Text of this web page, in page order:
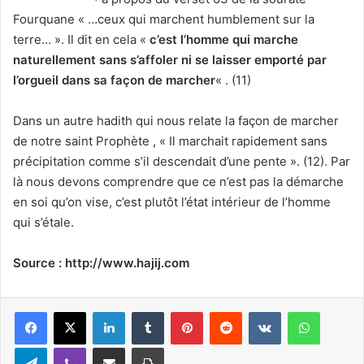
Fourquane « …ceux qui marchent humblement sur la
terre… ». Il dit en cela « c’est l’homme qui marche
naturellement sans s’affoler ni se laisser emporté par
l’orgueil dans sa façon de marcher« . (11)
Dans un autre hadith qui nous relate la façon de marcher
de notre saint Prophète , « Il marchait rapidement sans
précipitation comme s’il descendait d’une pente ». (12). Par
là nous devons comprendre que ce n’est pas la démarche
en soi qu’on vise, c’est plutôt l’état intérieur de l’homme
qui s’étale.
Source : http://www.hajij.com
Telegram